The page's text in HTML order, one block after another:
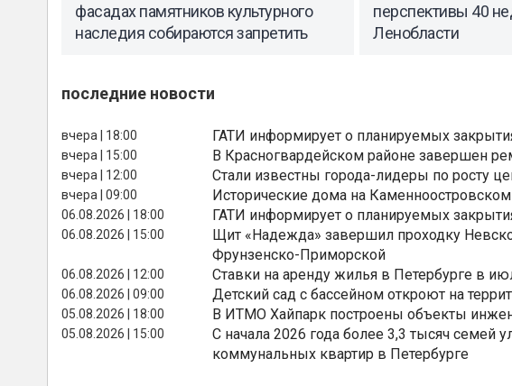
фасадах памятников культурного
наследия собираются запретить
перспективы 40
Ленобласти
последние новости
вчера | 18:00 ГАТИ информирует о планируемых
вчера | 15:00 В Красногвардейском районе завершен
вчера | 12:00 Стали известны города-лидеры по росту
вчера | 09:00 Исторические дома на
06.08.2026 | 18:00 ГАТИ информирует о планируемых
06.08.2026 | 15:00
Щит «Надежда» завершил проходку
Фрунзенско-Приморской
06.08.2026 | 12:00 Ставки на аренду жилья в Петербурге в
06.08.2026 | 09:00 Детский сад с бассейном откроют на
05.08.2026 | 18:00 В ИТМО Хайпарк построены объекты
05.08.2026 | 15:00
С начала 2026 года более 3,3 тысяч
коммунальных квартир в Петербурге